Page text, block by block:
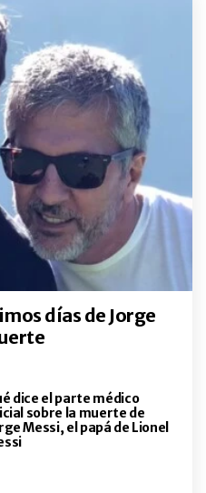
días de Jorge
dice el parte médico
sobre la muerte de
Messi, el papá de Lionel